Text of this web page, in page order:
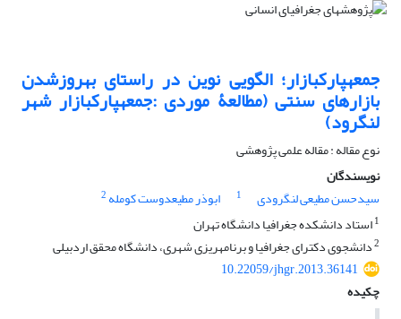
جمعه‎پارک‎بازار؛‌ الگویی نوین در راستای به‎روزشدن
بازارهای سنتی (مطالعۀ موردی :جمعه‎پارک‎بازار شهر
لنگرود)
نوع مقاله : مقاله علمی پژوهشی
نویسندگان
سیدحسن مطیعی لنگرودی
1 ابوذر مطیع‎دوست کومله
2
1استاد دانشکده جغرافیا دانشگاه تهران
2دانشجوی دکترای جغرافیا و برنامه‎ریزی شهری، دانشگاه محقق اردبیلی
10.22059/jhgr.2013.36141
چکیده